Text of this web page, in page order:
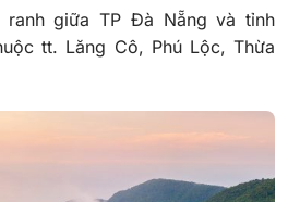
ranh giữa TP Đà Nẵng và tỉnh
tt. Lăng Cô, Phú Lộc, Thừa